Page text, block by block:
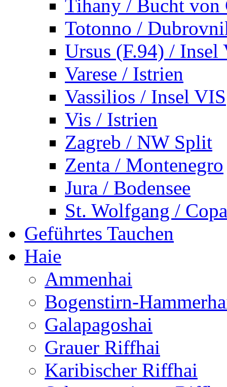
Tihany / Bucht von
Totonno /
Ursus (F.94) / Insel
Varese / Istrien
Vassilios / Insel VIS
Vis / Istrien
Zagreb / NW Split
Zenta / Montenegro
Jura / Bodensee
St. Wolfgang /
Geführtes Tauchen
Haie
Ammenhai
Bogenstirn-
Galapagoshai
Grauer Riffhai
Karibischer Riffhai